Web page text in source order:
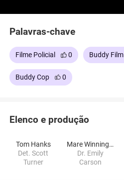
Palavras-chave
Filme Policial 0 Buddy Film
Buddy Cop 0
Elenco e produção
Tom Hanks
Det. Scott
Turner
Mare Winningham
Dr. Emily
Carson